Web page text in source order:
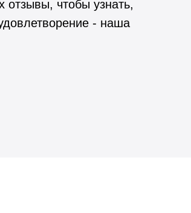
чтобы узнать,
- наша